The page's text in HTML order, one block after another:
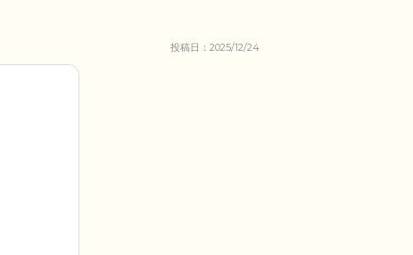
投稿日：2025/12/24